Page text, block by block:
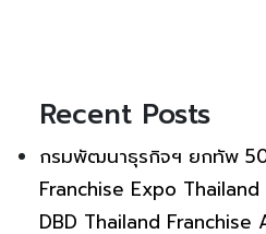
Recent Posts
กรมพัฒนาธุรกิจฯ ยกทัพ
Franchise Expo
DBD Thailand Franchise